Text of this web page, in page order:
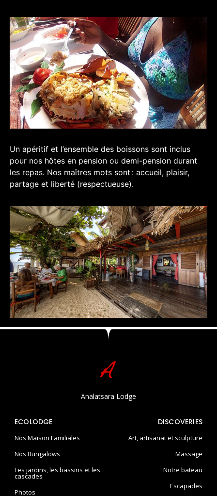
Un apéritif et l’ensemble des boissons sont inclus
pour nos hôtes en pension ou demi-pension durant
les repas. Nos maîtres mots sont : accueil, plaisir,
partage et liberté (respectueuse).
Analatsara Lodge
ECOLODGE
Nos Maison Familiales
Nos Bungalows
Les jardins, les bassins et les
cascades
Photos
DISCOVERIES
Art, artisanat et sculpture
Massage
Notre bateau
Escapades